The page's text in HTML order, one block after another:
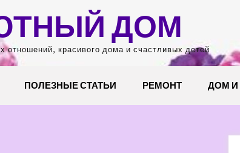
ДОМ
отношений, красивого дома и счастливых детей
ПОЛЕЗНЫЕ СТАТЬИ РЕМОНТ ДОМ И